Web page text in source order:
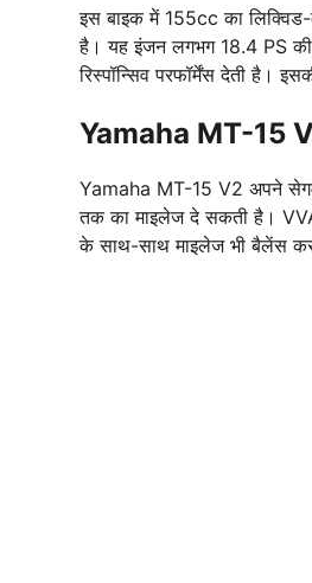
इस बाइक में 155cc का
है। यह इंजन लगभग 18.4 PS की
रिस्पॉन्सिव परफॉर्मेंस देती है।
Yamaha MT-15
Yamaha MT-15 V2 अपने
तक का माइलेज दे सकती है। VVA
के साथ-साथ माइलेज भी बैलेंस